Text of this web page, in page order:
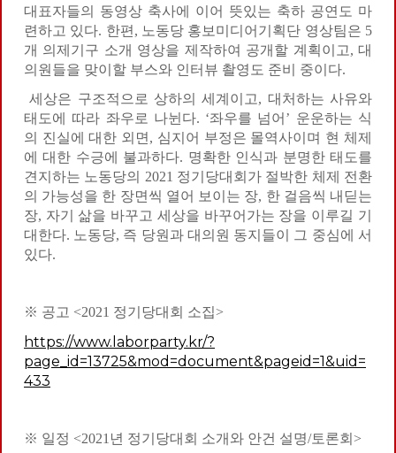
대표자들의 동영상 축사에 이어 뜻있는 축하 공연도 마
련하고 있다. 한편, 노동당 홍보미디어기획단 영상팀은 5
개 의제기구 소개 영상을 제작하여 공개할 계획이고, 대
의원들을 맞이할 부스와 인터뷰 촬영도 준비 중이다.
세상은 구조적으로 상하의 세계이고, 대처하는 사유와
태도에 따라 좌우로 나뉜다. ‘좌우를 넘어’ 운운하는 식
의 진실에 대한 외면, 심지어 부정은 몰역사이며 현 체제
에 대한 수긍에 불과하다. 명확한 인식과 분명한 태도를
견지하는 노동당의 2021 정기당대회가 절박한 체제 전환
의 가능성을 한 장면씩 열어 보이는 장, 한 걸음씩 내딛는
장, 자기 삶을 바꾸고 세상을 바꾸어가는 장을 이루길 기
대한다. 노동당, 즉 당원과 대의원 동지들이 그 중심에 서
있다.
※ 공고 <2021 정기당대회 소집>
https://www.laborparty.kr/?
page_id=13725&mod=document&pageid=1&uid=
433
※ 일정 <2021년 정기당대회 소개와 안건 설명/토론회>